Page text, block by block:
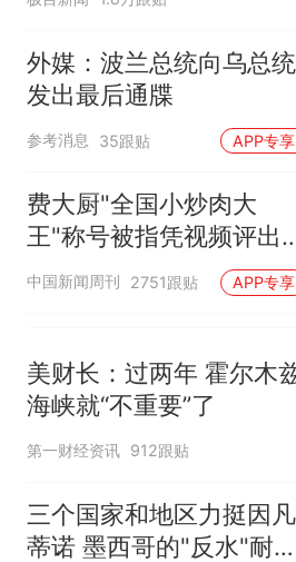
队上厕所！
人只有2个
非每架飞机都
那个在
因老师一句“
人生
外媒：波兰总统向乌总统
发出最后通牒
参考消息 35跟贴 APP专享
费大厨"全国小炒肉大
王"称号被指凭视频评出
官方回应
中国新闻周刊 2751跟贴 APP专享
美财长：过两年 霍尔木
海峡就“不重要”了
第一财经资讯 912跟贴
三个国家和地区力挺因凡
蒂诺 墨西哥的"反水"耐人